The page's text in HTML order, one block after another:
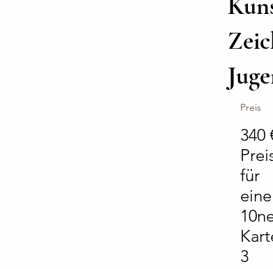
Preis
340
für
eine
3